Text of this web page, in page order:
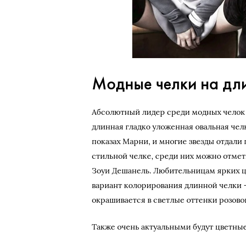
Модные челки на
Абсолютный лидер среди модных челок
длинная гладко уложенная овальная
показах Марни, и многие звезды
стильной челке, среди них можно
Зоуи Дешанель. Любительницам ярких
вариант колорирования длинной
окрашивается в светлые оттенки
Также очень актуальными будут